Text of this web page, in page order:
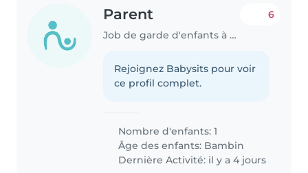
Parent
Job de garde d'enfants à Anzegem
6
Rejoignez Babysits pour voir
ce profil complet.
Nombre d'enfants: 1
Âge des enfants: Bambin
Dernière Activité: il y a 4 jours